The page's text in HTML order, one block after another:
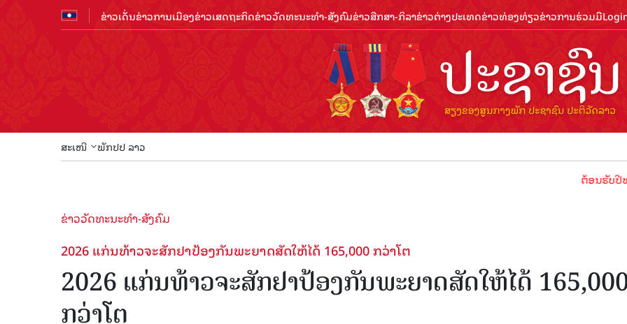
ຂ່າວເດັ່ນຂ່າວການເມືອງຂ່າວເສດຖະກິດຂ່າວວັດທະນະທຳ-ສັງຄົມຂ່າວສືກສາ-ກິລາຂ່າວຕ່າງປະເທດຂ່າວທ່ອງທ່ຽວຂ່າວການຮ່ວມມື
ສະເໜີ ພັກປປ ລາວ
ຕ້ອນຮັບປີທ່ອງທ່ຽ
ຂ່າວວັດທະນະທຳ-ສັງຄົມ
2026 ແກ່ນທ້າວຈະສັກຢາປ້ອງກັນພະຍາດສັດໃຫ້ໄດ້ 165,000 ກວ່າໂຕ
2026 ແກ່ນທ້າວຈະສັກຢາປ້ອງກັນພະຍາດສັດໃຫ້ໄດ້
ກວ່າໂຕ